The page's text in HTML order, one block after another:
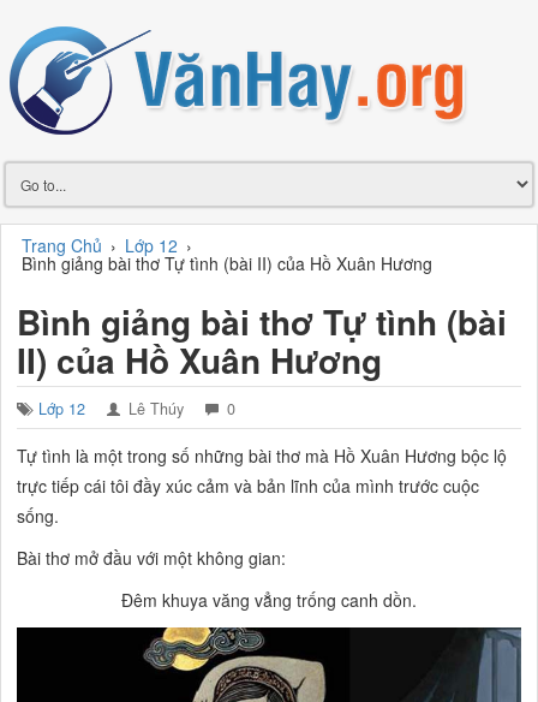
Trang Chủ › Lớp 12 ›
Bình giảng bài thơ Tự tình (bài II) của Hồ Xuân Hương
Bình giảng bài thơ Tự tình (bài
II) của Hồ Xuân Hương
Lớp 12 Lê Thúy 0
Tự tình là một trong số những bài thơ mà Hồ Xuân Hương bộc lộ
trực tiếpcái tôi đầy xúc cảm và bản lĩnh của mình trước cuộc
sống.
Bài thơ mở đầu với một không gian:
Đêm khuya văng vẳng trống canh dồn.